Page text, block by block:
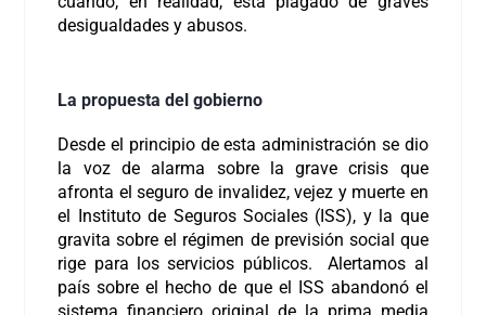
desigualdades y abusos.
La propuesta del gobierno
Desde el principio de esta administración se dio
la voz de alarma sobre la grave crisis que
afronta el seguro de invalidez, vejez y muerte en
el Instituto de Seguros Sociales (ISS), y la que
gravita sobre el régimen de previsión social que
rige para los servicios públicos. Alertamos al
país sobre el hecho de que el ISS abandonó el